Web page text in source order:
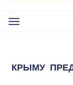
Toggle
КРЫМУ